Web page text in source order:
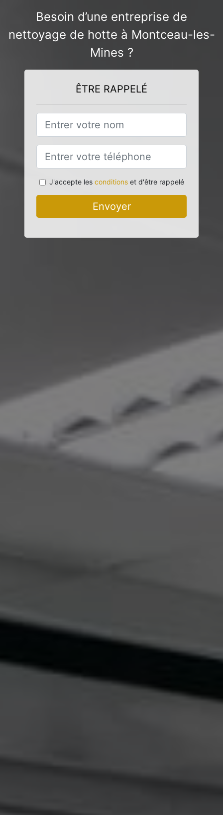
Besoin d’une entreprise de
nettoyage de hotte à Montceau-les-
Mines ?
ÊTRE RAPPELÉ
J'accepte les conditionset d'être rappelé
Envoyer